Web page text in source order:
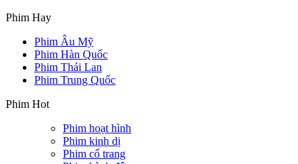
Phim Hay
Phim Âu Mỹ
Phim Hàn Quốc
Phim Thái Lan
Phim Trung Quốc
Phim Hot
Phim hoạt hình
Phim kinh dị
Phim cổ trang